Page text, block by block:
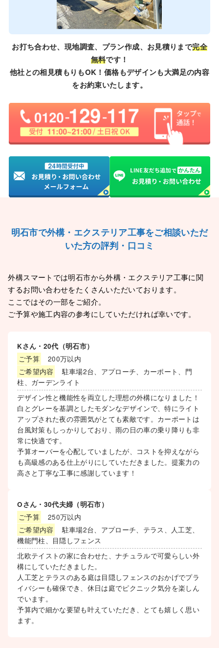
お打ち合わせ、現地調査、プラン作成、お見積りまで完全
無料です！
他社との相見積もりもOK！価格もデザインも大満足の内容
をお約束いたします。
明石市で外構・エクステリア工事をご相談いただ
いた方の評判・口コミ
外構スマートでは明石市から外構・エクステリア工事に関
するお問い合わせをたくさんいただいております。
ここではその一部をご紹介。
ご予算や施工内容の参考にしていただければ幸いです。
Kさん・20代（明石市）
ご予算
200万以内
ご希望内容
駐車場2台、アプローチ、カーポート、門
柱、ガーデンライト
デザイン性と機能性を両立した理想の外構になりました！
白とグレーを基調としたモダンなデザインで、特にライト
アップされた夜の雰囲気がとても素敵です。カーポートは
台風対策もしっかりしており、雨の日の車の乗り降りも非
常に快適です。
予算オーバーを心配していましたが、コストを抑えながら
も高級感のある仕上がりにしていただきました。提案力の
高さと丁寧な工事に感謝しています！
Oさん・30代夫婦（明石市）
ご予算
250万以内
ご希望内容
駐車場2台、アプローチ、テラス、人工芝、
機能門柱、目隠しフェンス
北欧テイストの家に合わせた、ナチュラルで可愛らしい外
構にしていただきました。
人工芝とテラスのある庭は目隠しフェンスのおかげでプラ
イバシーも確保でき、休日は庭でピクニック気分を楽しん
でいます。
予算内で細かな要望も叶えていただき、とても嬉しく思い
ます。